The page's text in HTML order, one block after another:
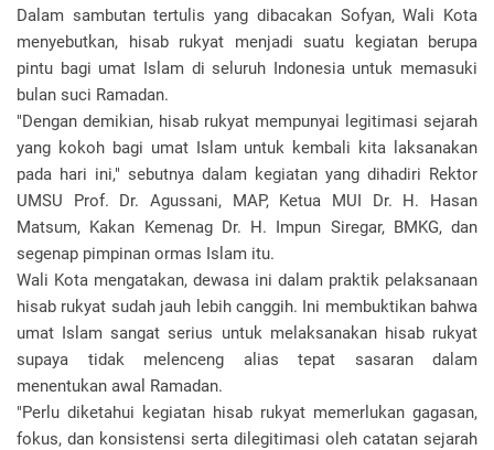
Dalam sambutan tertulis yang dibacakan Sofyan, Wali Kota
menyebutkan, hisab rukyat menjadi suatu kegiatan berupa
pintu bagi umat Islam di seluruh Indonesia untuk memasuki
bulan suci Ramadan.
"Dengan demikian, hisab rukyat mempunyai legitimasi sejarah
yang kokoh bagi umat Islam untuk kembali kita laksanakan
pada hari ini," sebutnya dalam kegiatan yang dihadiri Rektor
UMSU Prof. Dr. Agussani, MAP, Ketua MUI Dr. H. Hasan
Matsum, Kakan Kemenag Dr. H. Impun Siregar, BMKG, dan
segenap pimpinan ormas Islam itu.
Wali Kota mengatakan, dewasa ini dalam praktik pelaksanaan
hisab rukyat sudah jauh lebih canggih. Ini membuktikan bahwa
umat Islam sangat serius untuk melaksanakan hisab rukyat
supaya tidak melenceng alias tepat sasaran dalam
menentukan awal Ramadan.
"Perlu diketahui kegiatan hisab rukyat memerlukan gagasan,
fokus, dan konsistensi serta dilegitimasi oleh catatan sejarah